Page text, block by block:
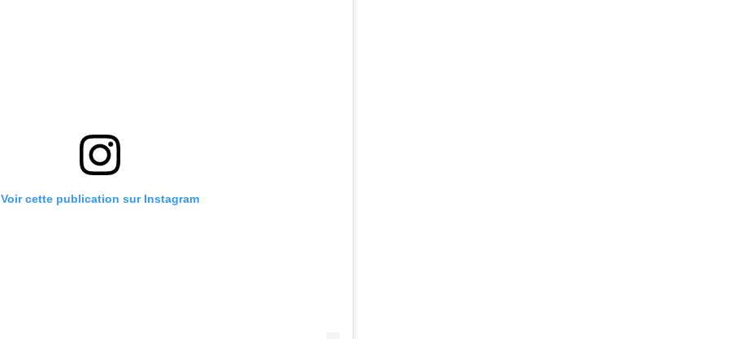
Voir cette publication sur Instagram